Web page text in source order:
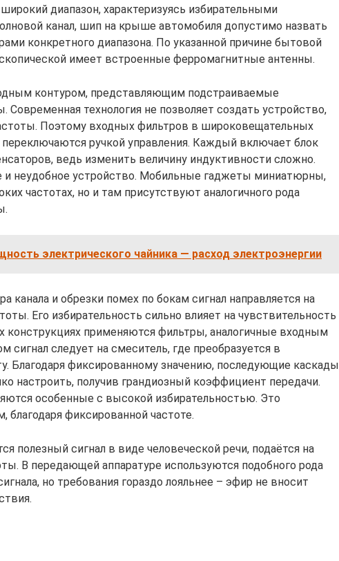
диапазон, характеризуясь избирательными
канал, шип на крыше автомобиля допустимо назвать
конкретного диапазона. По указанной причине бытовой
имеет встроенные ферромагнитные антенны.
контуром, представляющим подстраиваемые
Современная технология не позволяет создать устройство,
Поэтому входных фильтров в широковещательных
переключаются ручкой управления. Каждый включает блок
ведь изменить величину индуктивности сложно.
и неудобное устройство. Мобильные гаджеты миниатюрны,
частотах, но и там присутствуют аналогичного рода
электрического чайника — расход электроэнергии
канала и обрезки помех по бокам сигнал направляется на
Его избирательность сильно влияет на чувствительность
конструкциях применяются фильтры, аналогичные входным
сигнал следует на смеситель, где преобразуется в
Благодаря фиксированному значению, последующие каскады
настроить, получив грандиозный коэффициент передачи.
особенные с высокой избирательностью. Это
фиксированной частоте.
полезный сигнал в виде человеческой речи, подаётся на
В передающей аппаратуре используются подобного рода
но требования гораздо лояльнее – эфир не вносит